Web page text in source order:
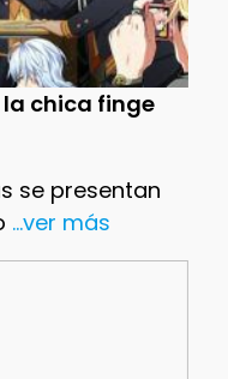
la chica finge
se presentan
...ver más